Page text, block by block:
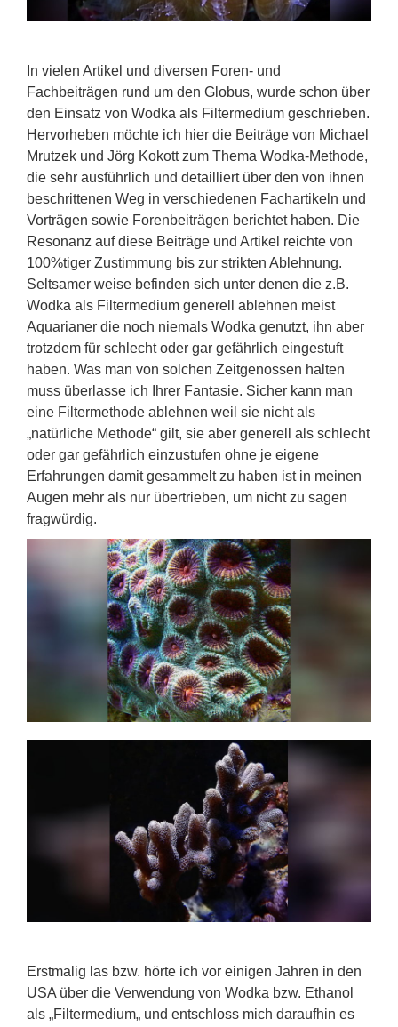
In vielen Artikel und diversen Foren- und
Fachbeiträgen rund um den Globus, wurde schon über
den Einsatz von Wodka als Filtermedium geschrieben.
Hervorheben möchte ich hier die Beiträge von Michael
Mrutzek und Jörg Kokott zum Thema Wodka-Methode,
die sehr ausführlich und detailliert über den von ihnen
beschrittenen Weg in verschiedenen Fachartikeln und
Vorträgen sowie Forenbeiträgen berichtet haben. Die
Resonanz auf diese Beiträge und Artikel reichte von
100%tiger Zustimmung bis zur strikten Ablehnung.
Seltsamer weise befinden sich unter denen die z.B.
Wodka als Filtermedium generell ablehnen meist
Aquarianer die noch niemals Wodka genutzt, ihn aber
trotzdem für schlecht oder gar gefährlich eingestuft
haben. Was man von solchen Zeitgenossen halten
muss überlasse ich Ihrer Fantasie. Sicher kann man
eine Filtermethode ablehnen weil sie nicht als
„natürliche Methode“ gilt, sie aber generell als schlecht
oder gar gefährlich einzustufen ohne je eigene
Erfahrungen damit gesammelt zu haben ist in meinen
Augen mehr als nur übertrieben, um nicht zu sagen
fragwürdig.
Erstmalig las bzw. hörte ich vor einigen Jahren in den
USA über die Verwendung von Wodka bzw. Ethanol
als „Filtermedium„ und entschloss mich daraufhin es